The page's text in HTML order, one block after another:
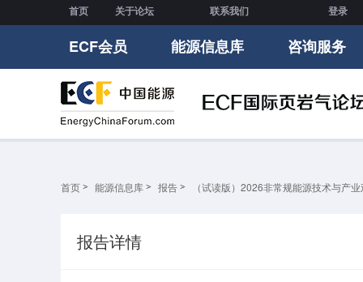
首页 关于论坛 联系我们 登录
ECF会员 能源信息库 咨询服务
首页 能源信息库 报告 （试读版）2026非常规能源技术与产
报告详情